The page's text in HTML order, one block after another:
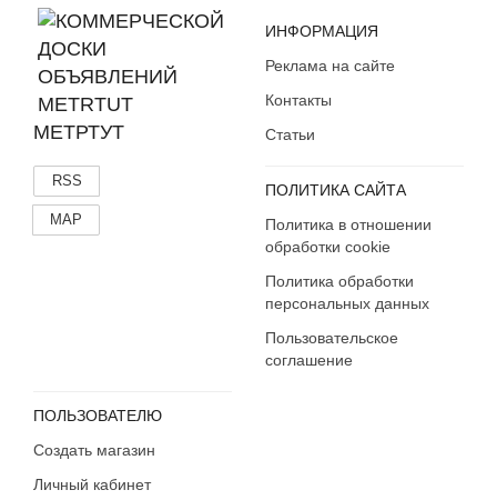
МЕТРТУТ
RSS
MAP
ИНФОРМАЦИЯ
Реклама на сайте
Контакты
Статьи
ПОЛИТИКА САЙТА
Политика в отношении
обработки cookie
Политика обработки
персональных данных
Пользовательское
соглашение
ПОЛЬЗОВАТЕЛЮ
Создать магазин
Личный кабинет